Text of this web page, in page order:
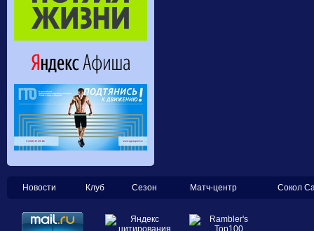
Новости Клуб Сезон Матч-центр Сокол